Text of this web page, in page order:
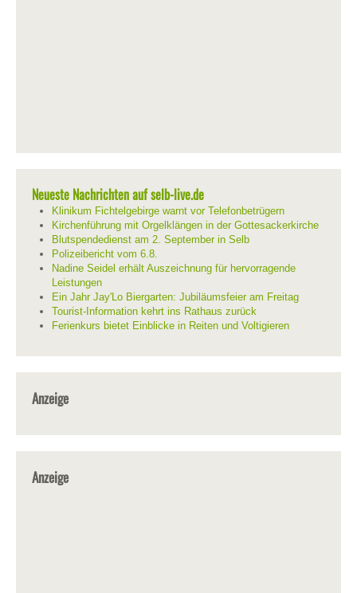
Neueste Nachrichten auf selb-live.de
Klinikum Fichtelgebirge warnt vor Telefonbetrügern
Kirchenführung mit Orgelklängen in der Gottesackerkirche
Blutspendedienst am 2. September in Selb
Polizeibericht vom 6.8.
Nadine Seidel erhält Auszeichnung für hervorragende
Leistungen
Ein Jahr Jay'Lo Biergarten: Jubiläumsfeier am Freitag
Tourist-Information kehrt ins Rathaus zurück
Ferienkurs bietet Einblicke in Reiten und Voltigieren
Anzeige
Anzeige